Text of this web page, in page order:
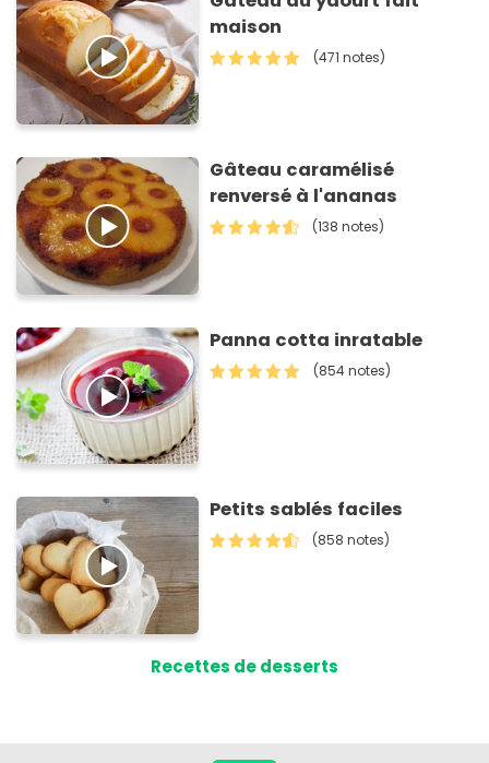
maison
(471 notes)
Gâteau caramélisé
renversé à l'ananas
(138 notes)
Panna cotta inratable
(854 notes)
Petits sablés faciles
(858 notes)
Recettes de desserts